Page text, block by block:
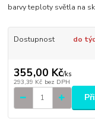
barvy teploty světla na
Dostupnost do
355,00 Kč/ks
293,39 Kč bez DPH